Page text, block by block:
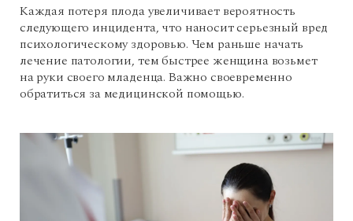
Каждая потеря плода увеличивает вероятность
следующего инцидента, что наносит серьезный вред
психологическому здоровью. Чем раньше начать
лечение патологии, тем быстрее женщина возьмет
на руки своего младенца. Важно своевременно
обратиться за медицинской помощью.